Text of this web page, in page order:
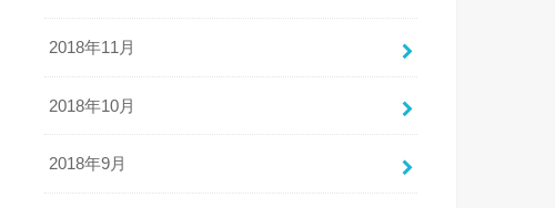
2018年11月
2018年10月
2018年9月